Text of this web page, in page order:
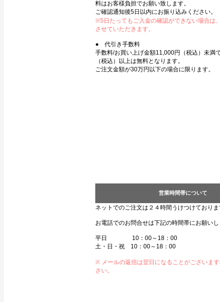
料はお客様負担でお願い致します。
ご確認通知後5日以内にお振り込みください。
※5日たってもご入金の確認ができない場合は
させていただきます。
● 代引き手数料
手数料/お買い上げ金額11,000円（税込）未満
（税込）以上は無料となります。
ご注文金額が30万円以下の場合に限ります。
営業時間帯について
ネットでのご注文は２４時間うけつけており
お電話でのお問合せは下記の時間帯にお願い
平日 10：00～18：00
土・日・祝 10：00～18：00
※ メールの返信は翌日になることがございま
さい。